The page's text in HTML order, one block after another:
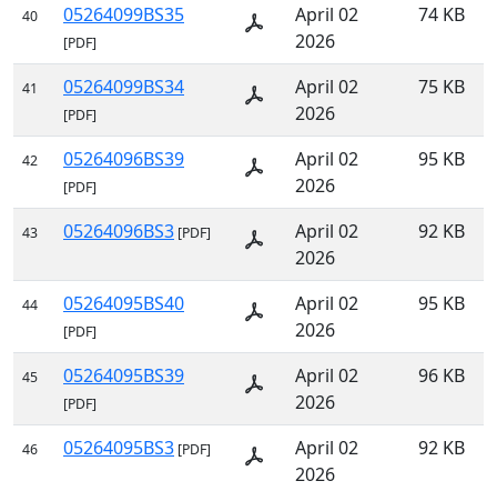
40 05264099BS35
[PDF]
April 02
2026
74 KB
41 05264099BS34
[PDF]
April 02
2026
75 KB
42 05264096BS39
[PDF]
April 02
2026
95 KB
43 05264096BS3 [PDF]
April 02
2026
92 KB
44 05264095BS40
[PDF]
April 02
2026
95 KB
45 05264095BS39
[PDF]
April 02
2026
96 KB
46 05264095BS3 [PDF]
April 02
2026
92 KB